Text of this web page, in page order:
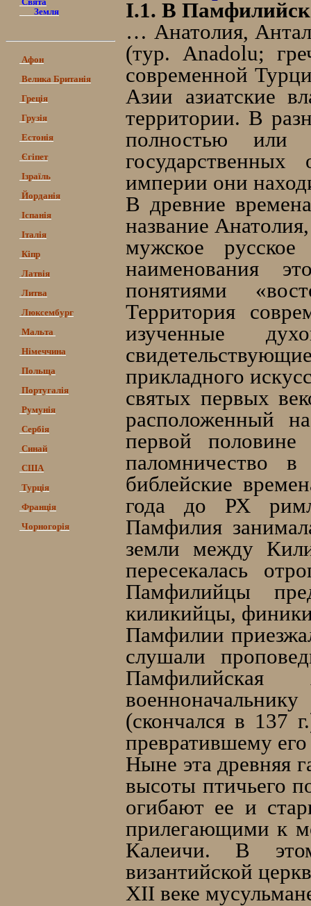
Земля
Афон
Велика Британія
Греція
Грузія
Естонія
Єгіпет
Ізраїль
Йорданія
Іспанія
Італія
Кіпр
Латвія
Литва
Люксембург
Мальта
Німеччина
Польща
Португалія
Румунія
Сербія
Синай
США
Турція
Франція
Чорногорія
I.1. В
… Анатолия,
(тур. Anadolu;
современной
Азии азиатские
территории. В
полностью или
империи они
В древние
название
мужское
наименования
понятиями
Территория
изученные
прикладного
святых первых
расположенный
первой
паломничество
библейские
года до РХ
Памфилия
земли между
пересекалась
Памфилийцы
киликийцы,
Памфилии
слушали
(скончался в 137
превратившему
Ныне эта древняя
высоты птичьего
огибают ее и
прилегающими к
Калеичи. В
византийской
XII веке